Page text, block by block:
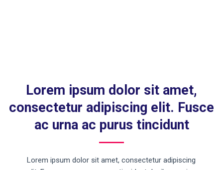
Lorem ipsum dolor sit amet,
consectetur adipiscing elit. Fusce
ac urna ac purus tincidunt
Lorem ipsum dolor sit amet, consectetur adipiscing